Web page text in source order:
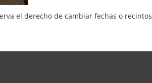
el derecho de cambiar fechas o recintos